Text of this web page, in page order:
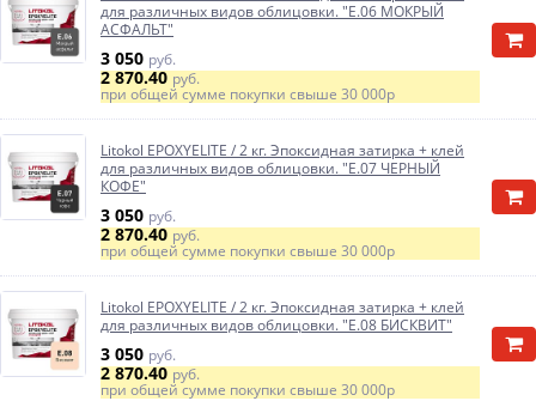
для различных видов облицовки. "E.06 МОКРЫЙ
АСФАЛЬТ"
3 050 руб.
2 870.40руб.
при общей сумме покупки свыше 30 000р
Litokol EPOXYELITE / 2 кг. Эпоксидная затирка + клей
для различных видов облицовки. "E.07 ЧЕРНЫЙ
КОФЕ"
3 050 руб.
2 870.40руб.
при общей сумме покупки свыше 30 000р
Litokol EPOXYELITE / 2 кг. Эпоксидная затирка + клей
для различных видов облицовки. "E.08 БИСКВИТ"
3 050 руб.
2 870.40руб.
при общей сумме покупки свыше 30 000р